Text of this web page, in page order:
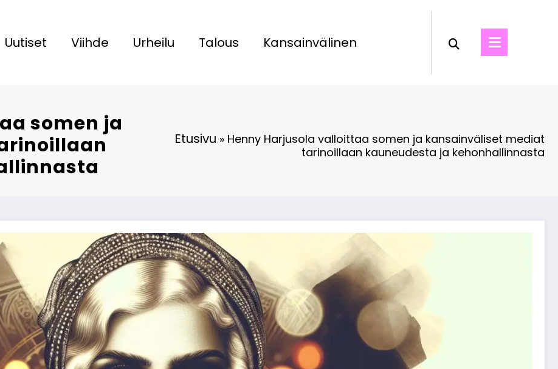
Uutiset Viihde Urheilu Talous Kansainvälinen
somen ja
Etusivu » Henny Harjusola valloittaa somen ja kansainväliset mediat
tarinoillaan kauneudesta ja kehonhallinnasta